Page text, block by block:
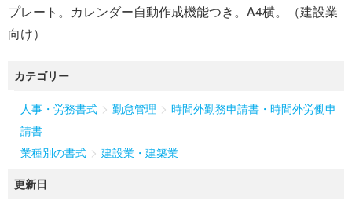
プレート。カレンダー自動作成機能つき。A4横。（建設業
向け）
カテゴリー
人事・労務書式 > 勤怠管理 > 時間外勤務申請書・時間外労働申
請書
業種別の書式 > 建設業・建築業
更新日